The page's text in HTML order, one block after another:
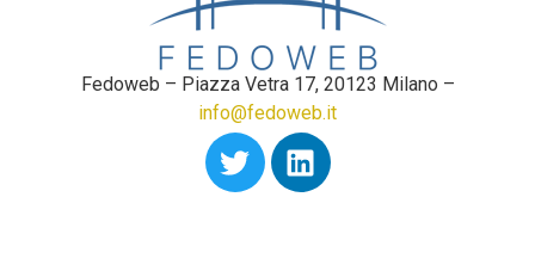
Fedoweb – Piazza Vetra 17, 20123 Milano –
info@fedoweb.it